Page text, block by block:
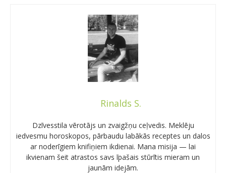
Rinalds S.
Dzīvesstila vērotājs un zvaigžņu ceļvedis. Meklēju
iedvesmu horoskopos, pārbaudu labākās receptes un dalos
ar noderīgiem knifiņiem ikdienai. Mana misija — lai
ikvienam šeit atrastos savs īpašais stūrītis mieram un
jaunām idejām.